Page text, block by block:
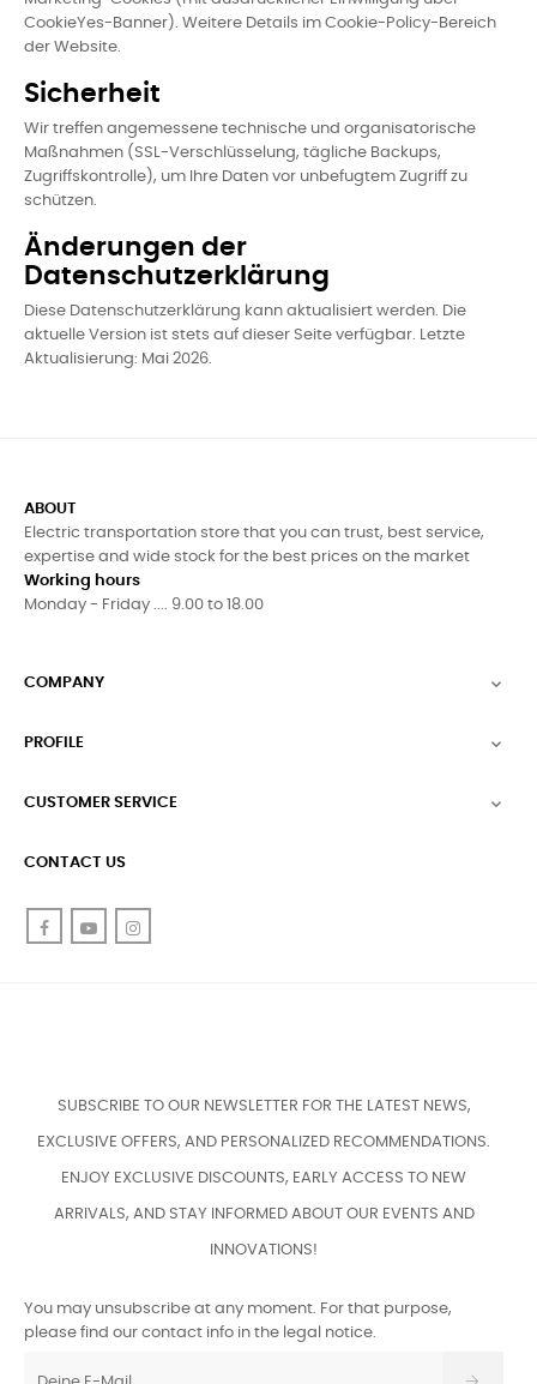
CookieYes-Banner). Weitere Details im Cookie-Policy-Bereich
der Website.
Sicherheit
Wir treffen angemessene technische und organisatorische
Maßnahmen (SSL-Verschlüsselung, tägliche Backups,
Zugriffskontrolle), um Ihre Daten vor unbefugtem Zugriff zu
schützen.
Änderungen der
Datenschutzerklärung
Diese Datenschutzerklärung kann aktualisiert werden. Die
aktuelle Version ist stets auf dieser Seite verfügbar. Letzte
Aktualisierung: Mai 2026.
ABOUT
Electric transportation store that you can trust, best service,
expertise and wide stock for the best prices on the market
Working hours
Monday - Friday .... 9.00 to 18.00
COMPANY 
PROFILE 
CUSTOMER SERVICE 
CONTACT US
FacebookYouTube
SUBSCRIBE TO OUR NEWSLETTER FOR THE LATEST NEWS,
EXCLUSIVE OFFERS, AND PERSONALIZED RECOMMENDATIONS.
ENJOY EXCLUSIVE DISCOUNTS, EARLY ACCESS TO NEW
ARRIVALS, AND STAY INFORMED ABOUT OUR EVENTS AND
INNOVATIONS!
You may unsubscribe at any moment. For that purpose,
please find our contact info in the legal notice.